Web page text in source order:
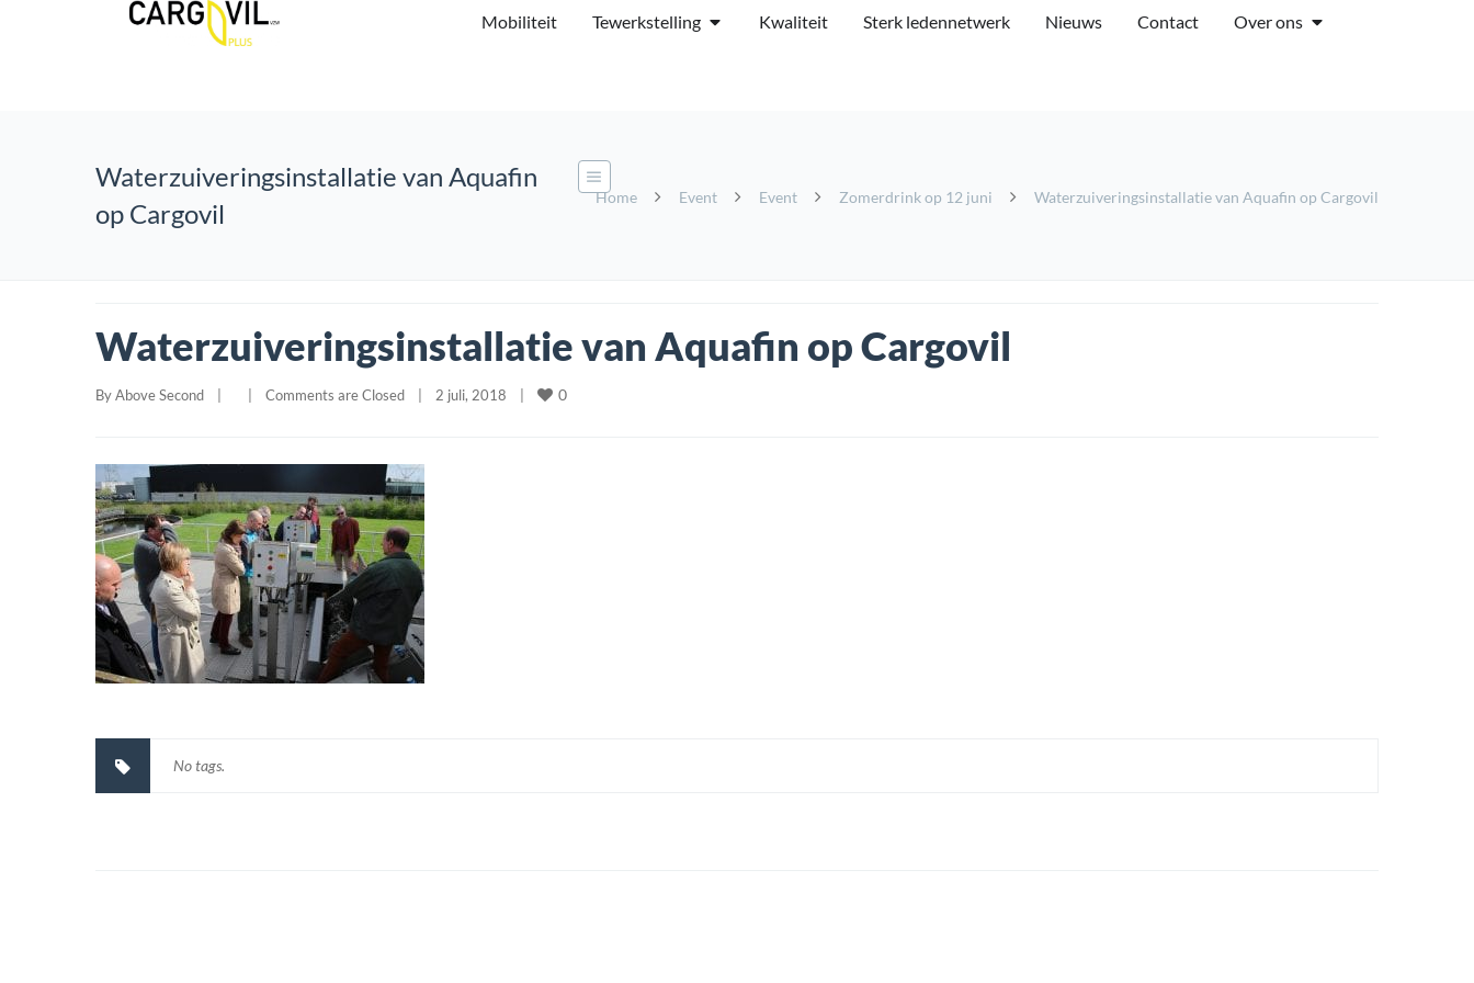
Mobiliteit Tewerkstelling Kwaliteit Sterk ledennetwerk Nieuws Contact Over ons
Waterzuiveringsinstallatie van Aquafin
op Cargovil
Home Event Event Zomerdrink op 12 juni Waterzuiveringsinstallatie van Aquafin op Cargovil
Waterzuiveringsinstallatie van Aquafin op Cargovil
By Above Second Comments are Closed 2 juli, 2018 0
No tags.